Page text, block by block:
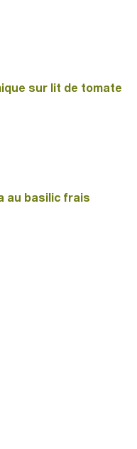
sur lit de tomate
au basilic frais